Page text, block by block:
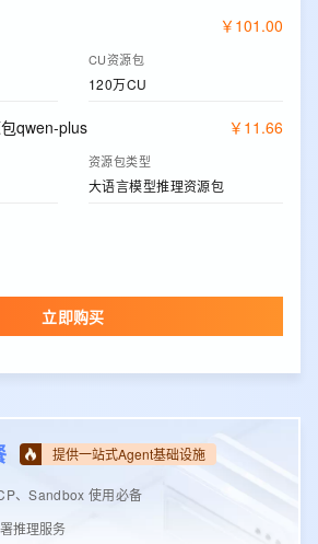
￥ 101 .00
CU资源包
120万CU
qwen-plus ￥ 11 .66
资源包类型
大语言模型推理资源包
立即购买
提供一站式Agent基础设施
、Sandbox 使用必备
推理服务